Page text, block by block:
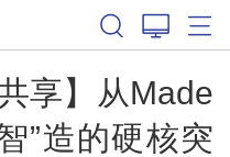
享】从Made
”造的硬核突